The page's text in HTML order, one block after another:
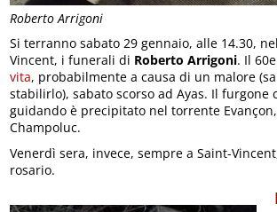
Roberto Arrigoni
Si terranno sabato 29 gennaio, alle 14.30,
Vincent, i funerali di Roberto Arrigoni. Il
vita, probabilmente a causa di un malore
stabilirlo), sabato scorso ad Ayas. Il furgone
guidando è precipitato nel torrente
Champoluc.
Venerdì sera, invece, sempre a Saint-
rosario.